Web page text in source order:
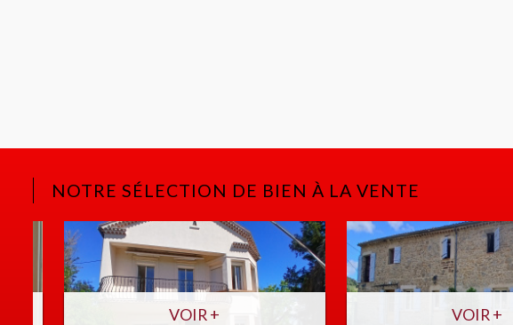
NOTRE SÉLECTION DE BIEN À LA VENTE
VOIR + VOIR +